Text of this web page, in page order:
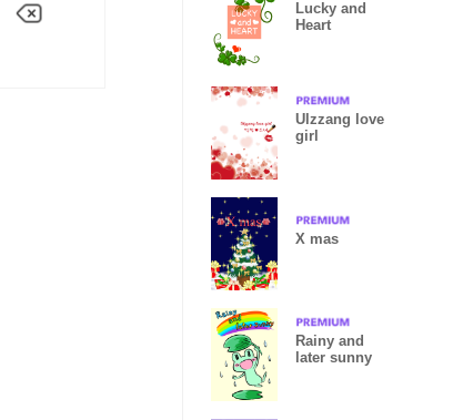
Lucky and
Heart
Ulzzang love
girl
X mas
Rainy and
later sunny